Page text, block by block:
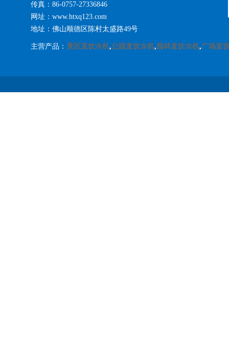
传真：86-0757-27336846
网址：www.htxq123.com
地址：佛山顺德区陈村太盛路49号
主营产品： 景区直饮水机,公园直饮水机, 园林直饮水机,广场直